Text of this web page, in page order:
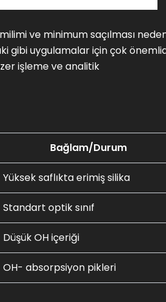
ve minimum saçılması
gibi uygulamalar için çok
işleme ve analitik
Bağlam/Durum
Yüksek saflıkta erimiş silika
Standart optik sınıf
Düşük OH içeriği
OH- absorpsiyon pikleri